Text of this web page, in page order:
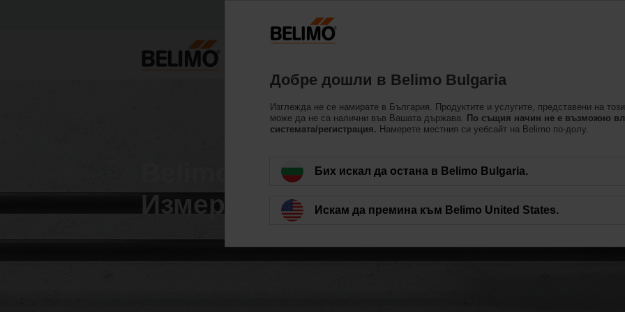
Belimo Energy Valve™ и
Измервател на топлинна енергия
Добре дошли в Belimo Bulgaria
Изглежда не се намирате в България. Продуктите и услугите, представени на този
може да не са налични във Вашата държава.
По същия начин не е възможно
системата/регистрация. Намерете местния си уебсайт на Belimo по-долу.
Бих искал да остана в Belimo Bulgaria.
Искам да премина към Belimo United States.